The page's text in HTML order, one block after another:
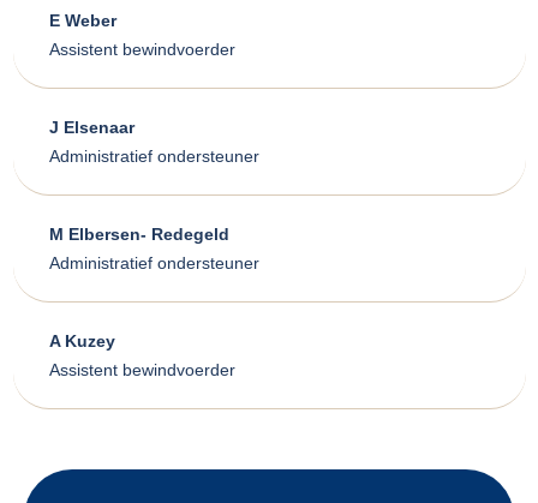
E Weber
Assistent bewindvoerder
J Elsenaar
Administratief ondersteuner
M Elbersen- Redegeld
Administratief ondersteuner
A Kuzey
Assistent bewindvoerder